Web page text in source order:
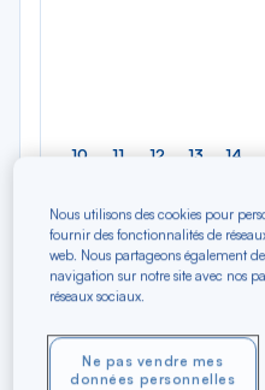
10
11
12
13
14
Tarifs affichés par défaut pour
économique et sous réserve de
les produits et services optionnels.
Nous utilisons des cookies pour
fournir des fonctionnalités de
web. Nous partageons également
navigation sur notre site avec nos
réseaux sociaux.
Ne pas vendre mes
données personnelles